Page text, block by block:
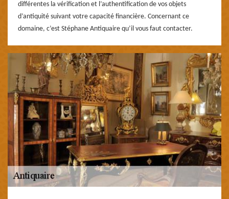
différentes la vérification et l’authentification de vos objets
d’antiquité suivant votre capacité financière. Concernant ce
domaine, c’est Stéphane Antiquaire qu’il vous faut contacter.